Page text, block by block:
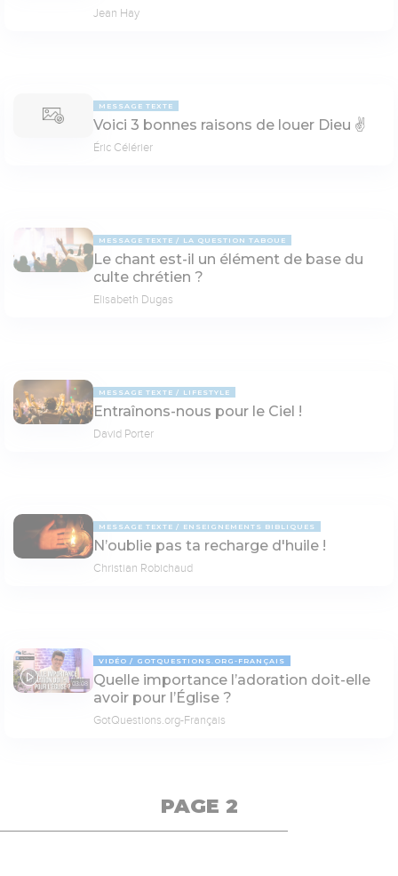
Jean Hay
MESSAGE TEXTE
Voici 3 bonnes raisons de louer Dieu ✌️
Éric Célérier
MESSAGE TEXTE LA QUESTION TABOUE
Le chant est-il un élément de base du
culte chrétien ?
Elisabeth Dugas
MESSAGE TEXTE LIFESTYLE
Entraînons-nous pour le Ciel !
David Porter
MESSAGE TEXTE ENSEIGNEMENTS BIBLIQUES
N’oublie pas ta recharge d'huile !
Christian Robichaud
03:08
VIDÉO GOTQUESTIONS.ORG-FRANÇAIS
Quelle importance lʼadoration doit-elle
avoir pour lʼÉglise ?
GotQuestions.org-Français
PAGE 2